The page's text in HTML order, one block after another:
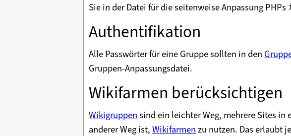
Sie in der Datei für die seitenweise Anpassung PHPs
Authentifikation
Alle Passwörter für eine Gruppe sollten in den
Gruppen-Anpassungsdatei.
Wikifarmen berücksichtigen
Wikigruppen sind ein leichter Weg, mehrere Sites
anderer Weg ist, Wikifarmen zu nutzen. Das erlaubt